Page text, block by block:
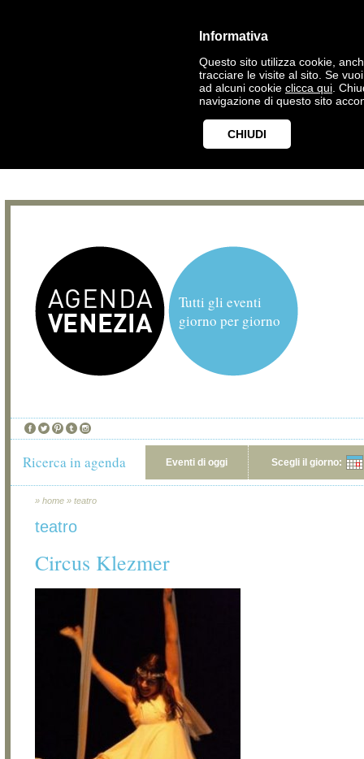
Informativa
Questo sito utilizza cookie,
tracciare le visite al sito. Se
ad alcuni cookie clicca qui .
navigazione di questo sito
CHIUDI
Tutti gli eventi
giorno per giorno
Ricerca in agenda Eventi di oggi Scegli il giorno:
» home » teatro
teatro
Circus Klezmer